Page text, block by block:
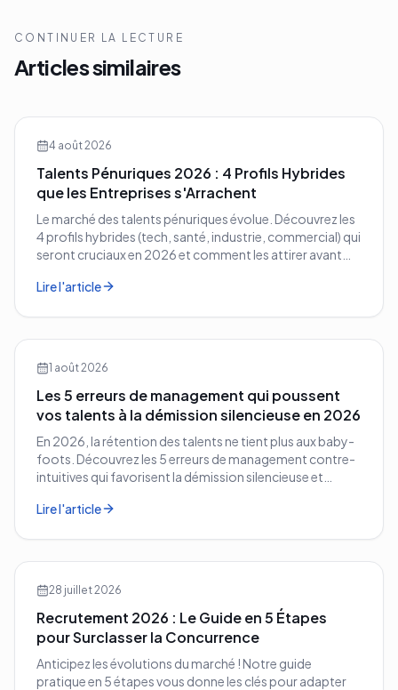
CONTINUER LA LECTURE
Articles similaires
4 août 2026
Talents Pénuriques 2026 : 4 Profils Hybrides
que les Entreprises s'Arrachent
Le marché des talents pénuriques évolue. Découvrez les
4 profils hybrides (tech, santé, industrie, commercial) qui
seront cruciaux en 2026 et comment les attirer avant
Lire l'article
1 août 2026
Les 5 erreurs de management qui poussent
vos talents à la démission silencieuse en 2026
En 2026, la rétention des talents ne tient plus aux baby-
foots. Découvrez les 5 erreurs de management contre-
intuitives qui favorisent la démission silencieuse et
Lire l'article
28 juillet 2026
Recrutement 2026 : Le Guide en 5 Étapes
pour Surclasser la Concurrence
Anticipez les évolutions du marché ! Notre guide
pratique en 5 étapes vous donne les clés pour adapter